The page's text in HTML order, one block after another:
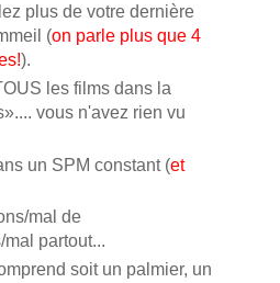
plus de votre dernière
(on parle plus que 4
).
les films dans la
vous n'avez rien vu
un SPM constant (et
mal de
partout...
soit un palmier, un